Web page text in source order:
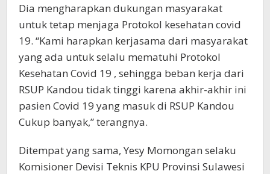
Dia mengharapkan dukungan masyarakat
untuk tetap menjaga Protokol kesehatan covid
19. “Kami harapkan kerjasama dari masyarakat
yang ada untuk selalu mematuhi Protokol
Kesehatan Covid 19 , sehingga beban kerja dari
RSUP Kandou tidak tinggi karena akhir-akhir ini
pasien Covid 19 yang masuk di RSUP Kandou
Cukup banyak,” terangnya.
Ditempat yang sama, Yesy Momongan selaku
Komisioner Devisi Teknis KPU Provinsi Sulawesi